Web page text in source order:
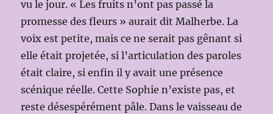
vu le jour. « Les fruits n’ont pas passé la
promesse des fleurs » aurait dit Malherbe. La
voix est petite, mais ce ne serait pas gênant si
elle était projetée, si l’articulation des paroles
était claire, si enfin il y avait une présence
scénique réelle. Cette Sophie n’existe pas, et
reste désespérément pâle. Dans le vaisseau de